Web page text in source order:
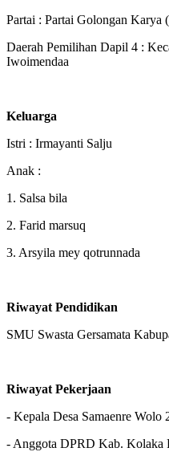
Partai : Partai Golongan
Daerah Pemilihan Dapil 4 :
Iwoimendaa
Keluarga
Istri : Irmayanti Salju
Anak :
1. Salsa bila
2. ⁠Farid marsuq
3. ⁠Arsyila mey qotrunnada
Riwayat Pendidikan
SMU Swasta Gersamata
Riwayat Pekerjaan
- Kepala Desa Samaenre Wolo
- Anggota DPRD Kab. Kolaka